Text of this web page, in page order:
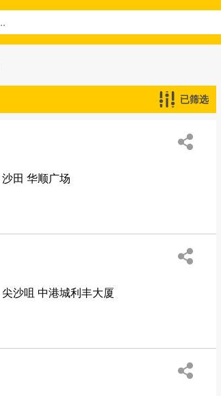
已筛选
沙田 华顺广场
尖沙咀 中港城利丰大厦